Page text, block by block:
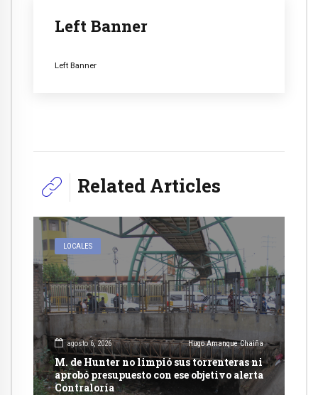
Left Banner
Left Banner
Related Articles
LOCALES
agosto 6, 2026 Hugo Amanque Chaiña
M. de Hunter no limpió sus torrenteras ni
aprobó presupuesto con ese objetivo alerta
Contraloría